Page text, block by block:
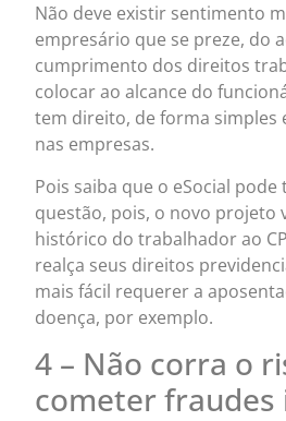
Não deve existir sentimento
empresário que se preze, do
cumprimento dos direitos
colocar ao alcance do
tem direito, de forma simples
nas empresas.
Pois saiba que o eSocial pode
questão, pois, o novo projeto
histórico do trabalhador ao
realça seus direitos
mais fácil requerer a
doença, por exemplo.
4 – Não corra o
cometer fraudes